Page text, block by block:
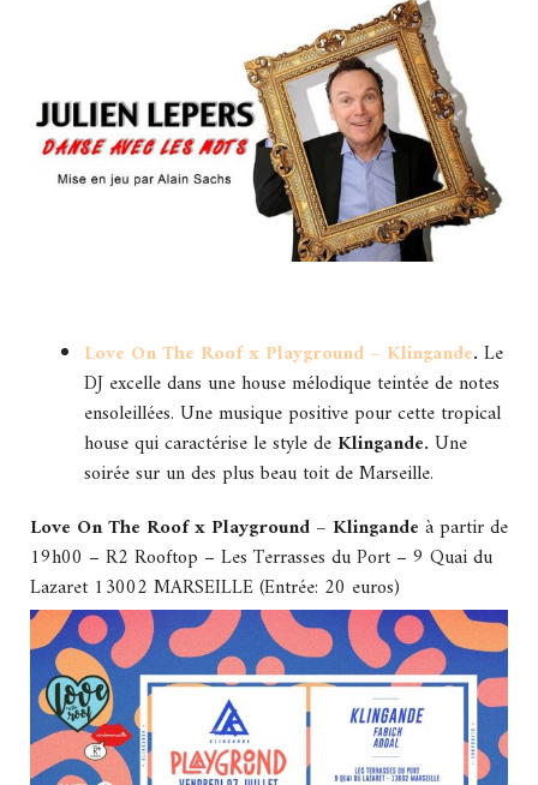
Love On The Roof x Playground – Klingande. Le
DJ excelle dans une house mélodique teintée de notes
ensoleillées. Une musique positive pour cette tropical
house qui caractérise le style de Klingande. Une
soirée sur un des plus beau toit de Marseille.
Love On The Roof x Playground – Klingande à partir de
19h00 – R2 Rooftop – Les Terrasses du Port – 9 Quai du
Lazaret 13002 MARSEILLE (Entrée: 20 euros)